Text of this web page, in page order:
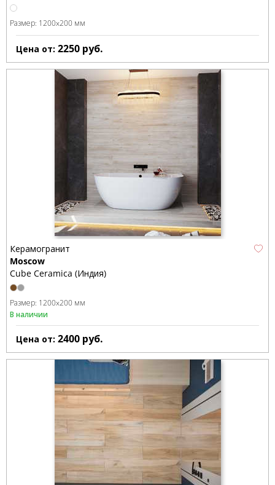
Размер: 1200x200 мм
Цена от: 2250 руб.
Керамогранит
Moscow
Cube Ceramica (Индия)
Размер: 1200x200 мм
В наличии
Цена от: 2400 руб.